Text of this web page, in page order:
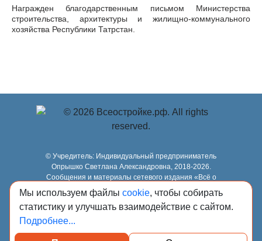
Награжден благодарственным письмом Министерства
строительства, архитектуры и жилищно-коммунального
хозяйства Республики Татрстан.
© Учредитель: Индивидуальный предприниматель
Опрышко Светлана Александровна, 2018-2026.
Сообщения и материалы сетевого издания «Всё о
стройке» (зарегистрировано Федеральной службой по
надзору в сфере связи, информационных технологий и
массовых коммуникаций (Роскомнадзор) 13.03.2023 за
регистрационным номером Эл № ФС77-84949)
Мы используем файлы cookie, чтобы собирать
статистику и улучшать взаимодействие с сайтом.
Подробнее...